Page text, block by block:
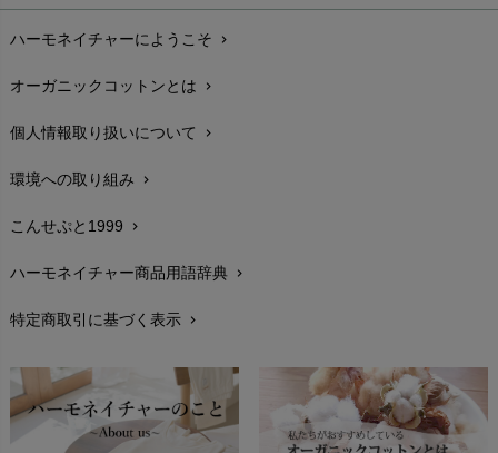
ぬくぐるみ工房
Haruulala（ハルウララ）
Pantyliners Organics（パンティライナーズ）
plantia（プランティア）
PRISTINE（プリスティン）
maggies（マギーズ）
MAINIO（マイニオ）
MAUD N LIL（モード・ン・リル）
maxomorra（マクソモーラ）
Molo（モロ）
My Little Cozmo（マイリトルコズモ）
NATURAPURA（ナチュラプラ）
Nukleus（ニュクレス）
配送と送料chevron_right
在庫状況と発送予定chevron_right
サイズ・寸法chevron_right
生地・素材chevron_right
お手入れについて
レビューを書こうchevron_right
返品交換chevron_right
FAXでのご注文
お問い合わせchevron_right
ハーモネイチャーにようこそ chevron_right
オーガニックコットンとは chevron_right
個人情報取り扱いについて chevron_right
環境への取り組み chevron_right
こんせぷと1999 chevron_right
ハーモネイチャー商品用語辞典 chevron_right
特定商取引に基づく表示 chevron_right